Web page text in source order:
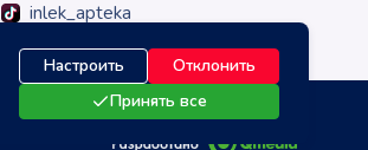
Настроить
Отклонить
Принять все
inlek_apteka